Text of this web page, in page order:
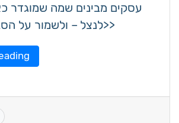
עסקים מבינים שמה שמוגדר
לנצל – ולשמור על הסביבה לכתבה>>